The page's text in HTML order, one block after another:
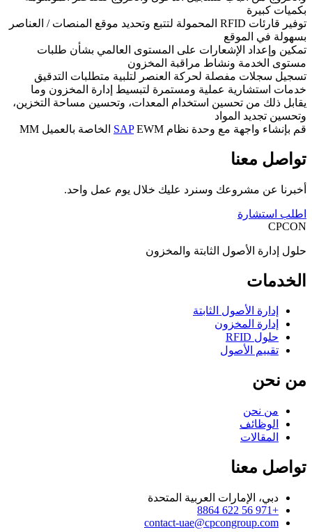
بكميات كبيرة
توفير قارئات RFID المحمولة لتتبع وتحديد موقع المنصات / العناصر
بسهولة في الموقع
تمكين وإعداد الإشعارات على المستوى العالمي بشأن طلبات
مستوى الخدمة ونشاط مراقبة المخزون
تسجيل سجلات مفصلة لحركة العنصر لتلبية متطلبات التدقيق
خدمات استشارية عملية ومستمرة لتبسيط إدارة المخزون وما
يقابل ذلك من تحسين استخدام المعدات، وتحسين مساحة التخزين،
وتحسين تجديد المواد
قم بإنشاء واجهة مع وحدة نظام
SAPEWM الخاصة بالعميل MM
تواصل معنا
أخبرنا عن مشروعك وسنرد عليك خلال يوم عمل واحد.
اطلب استشارة
CPCON
حلول إدارة الأصول الثابتة والمخزون
الخدمات
إدارة الأصول الثابتة
إدارة المخزون
حلول RFID
تقييم الأصول
من نحن
من نحن
الوظائف
المقالات
تواصل معنا
دبي، الإمارات العربية المتحدة
+971 56 622 8864
contact-uae@cpcongroup.com